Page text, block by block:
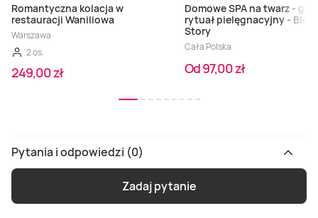
Romantyczna kolacja w
restauracji Waniliowa
Warszawa
2 os.
249,00 zł
Domowe SPA na twarz -
rytuał pielęgnacyjny -
Story
Cała Polska
Od 97,00 zł
Pytania i odpowiedzi (0)
Zadaj pytanie